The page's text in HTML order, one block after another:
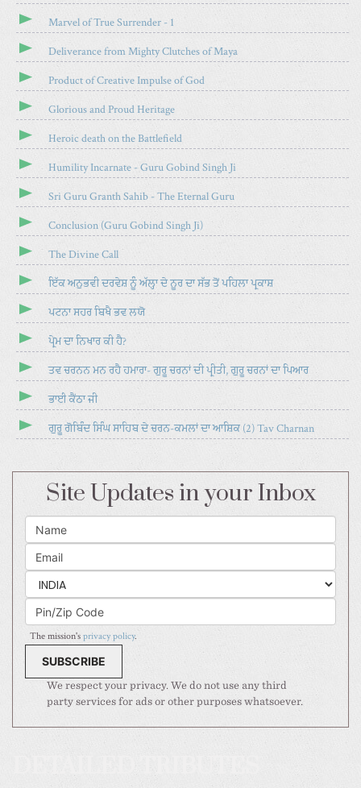
Marvel of True Surrender - 1
Deliverance from Mighty Clutches of Maya
Product of Creative Impulse of God
Glorious and Proud Heritage
Heroic death on the Battlefield
Humility Incarnate - Guru Gobind Singh Ji
Sri Guru Granth Sahib - The Eternal Guru
Conclusion (Guru Gobind Singh Ji)
The Divine Call
ਇੱਕ ਅਨੁਭਵੀ ਦਰਵੇਸ਼ ਨੂੰ ਅੱਲ੍ਹਾ ਦੇ ਨੂਰ ਦਾ ਸੱਭ ਤੋਂ ਪਹਿਲਾ ਪ੍ਰਕਾਸ਼
ਪਟਨਾ ਸਹਰ ਬਿਖੈ ਭਵ ਲਯੋ
ਪ੍ਰੇਮ ਦਾ ਨਿਖਾਰ ਕੀ ਹੈ?
ਤਵ ਚਰਨਨ ਮਨ ਰਹੈ ਹਮਾਰਾ- ਗੁਰੂ ਚਰਨਾਂ ਦੀ ਪ੍ਰੀਤੀ, ਗੁਰੂ ਚਰਨਾਂ ਦਾ ਪਿਆਰ
ਭਾਈ ਕੈਂਠਾ ਜੀ
ਗੁਰੂ ਗੋਬਿੰਦ ਸਿੰਘ ਸਾਹਿਬ ਦੇ ਚਰਨ-ਕਮਲਾਂ ਦਾ ਆਸ਼ਿਕ (2) Tav Charnan
Site Updates in your Inbox
The mission'sprivacy policy.
We respect your privacy. We do not use any third
party services for ads or other purposes whatsoever.
DETAILED TRIBUTES